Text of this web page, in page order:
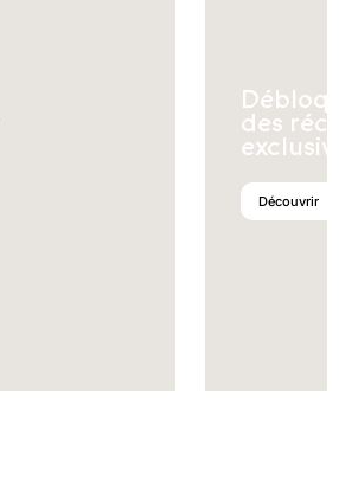
des
Découvrir